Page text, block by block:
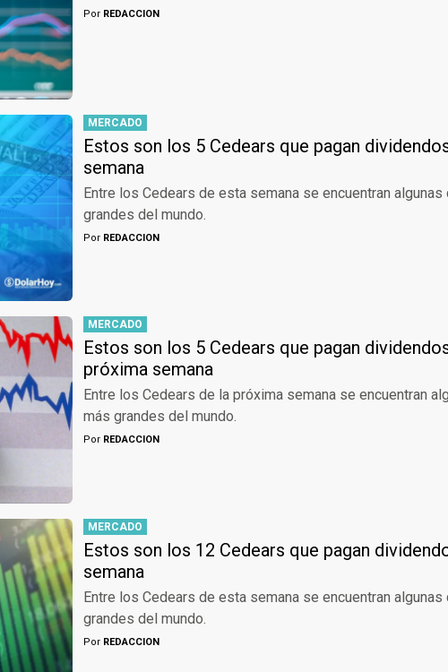
Por REDACCION
MERCADO
Estos son los 5 Cedears que pagan
semana
Entre los Cedears de esta semana se encuentran
grandes del mundo.
Por REDACCION
MERCADO
Estos son los 5 Cedears que pagan
próxima semana
Entre los Cedears de la próxima semana se encuentran
más grandes del mundo.
Por REDACCION
MERCADO
Estos son los 12 Cedears que pagan
semana
Entre los Cedears de esta semana se encuentran
grandes del mundo.
Por REDACCION